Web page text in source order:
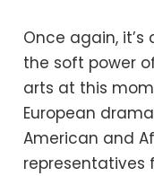
Once again,
the soft power
arts at this
European
American and
representatives